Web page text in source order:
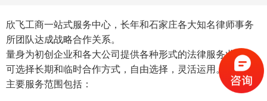
欣飞工商一站式服务中心，长年和石家庄各大知名律师事务
所团队达成战略合作关系。
量身为初创企业和各大公司提供各种形式的法律服务业务。
可选择长期和临时合作方式，自由选择，灵活运用。
主要服务范围包括：